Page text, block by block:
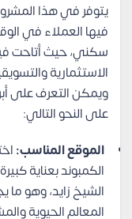
يتوفر في هذا
فيها العملاء في
سكني، حيث أتاحت
الاستثمارية
ويمكن التعرف على
على النحو التالي:
الموقع المناسب:
الكمبوند بعناية
الشيخ زايد، وهو ما
المعالم الحيوية